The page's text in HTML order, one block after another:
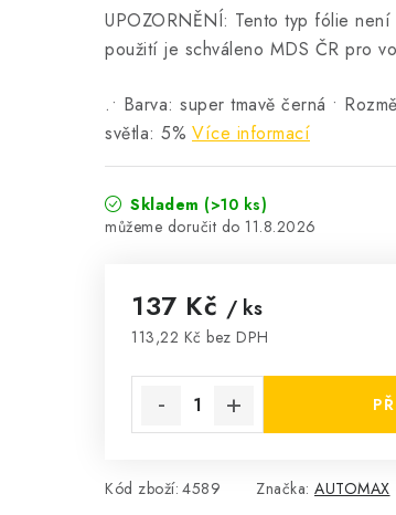
UPOZORNĚNÍ: Tento typ fólie
použití je schváleno MDS ČR pro
.• Barva: super tmavě černá •
světla: 5% Více informací
Skladem (>10 ks)
11.8.2026
137 Kč / ks
113,22 Kč bez DPH
Kód zboží: 4589 Značka: AUTOMAX